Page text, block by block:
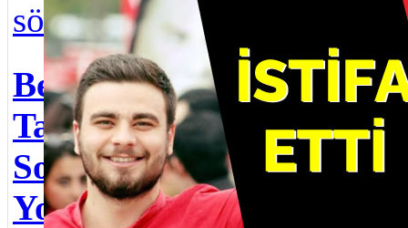
sözleşmeleri ...
Belediye Ne Taraf
Ta Usta! 2004
Sonsuzluğa
Yolculuk